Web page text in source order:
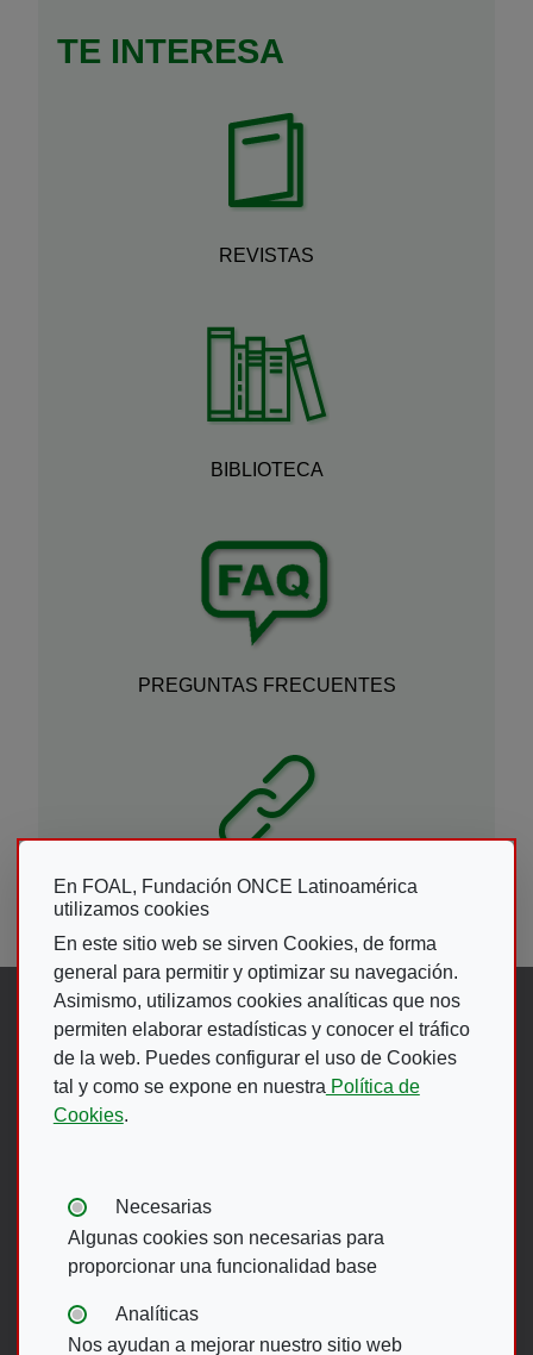
En FOAL, Fundación ONCE Latinoamérica
utilizamos cookies
En este sitio web se sirven Cookies, de forma
general para permitir y optimizar su navegación.
Asimismo, utilizamos cookies analíticas que nos
permiten elaborar estadísticas y conocer el tráfico
de la web. Puedes configurar el uso de Cookies
tal y como se expone en nuestra Política de
Cookies.
Tipos de cookies:
Necesarias
Algunas cookies son necesarias para
proporcionar una funcionalidad base
Analíticas
Nos ayudan a mejorar nuestro sitio web
TE INTERESA
REVISTAS
BIBLIOTECA
PREGUNTAS FRECUENTES
ENLACES DE INTERES
Síguenos en:
Abre en ventana nueva. Ir a
Abre en ventana nueva. Ir
(Abre en nueva ventana)
Abre en ventana
(Abre en nueva
Abre en ventana
(Abre en nueva
Menú del pie